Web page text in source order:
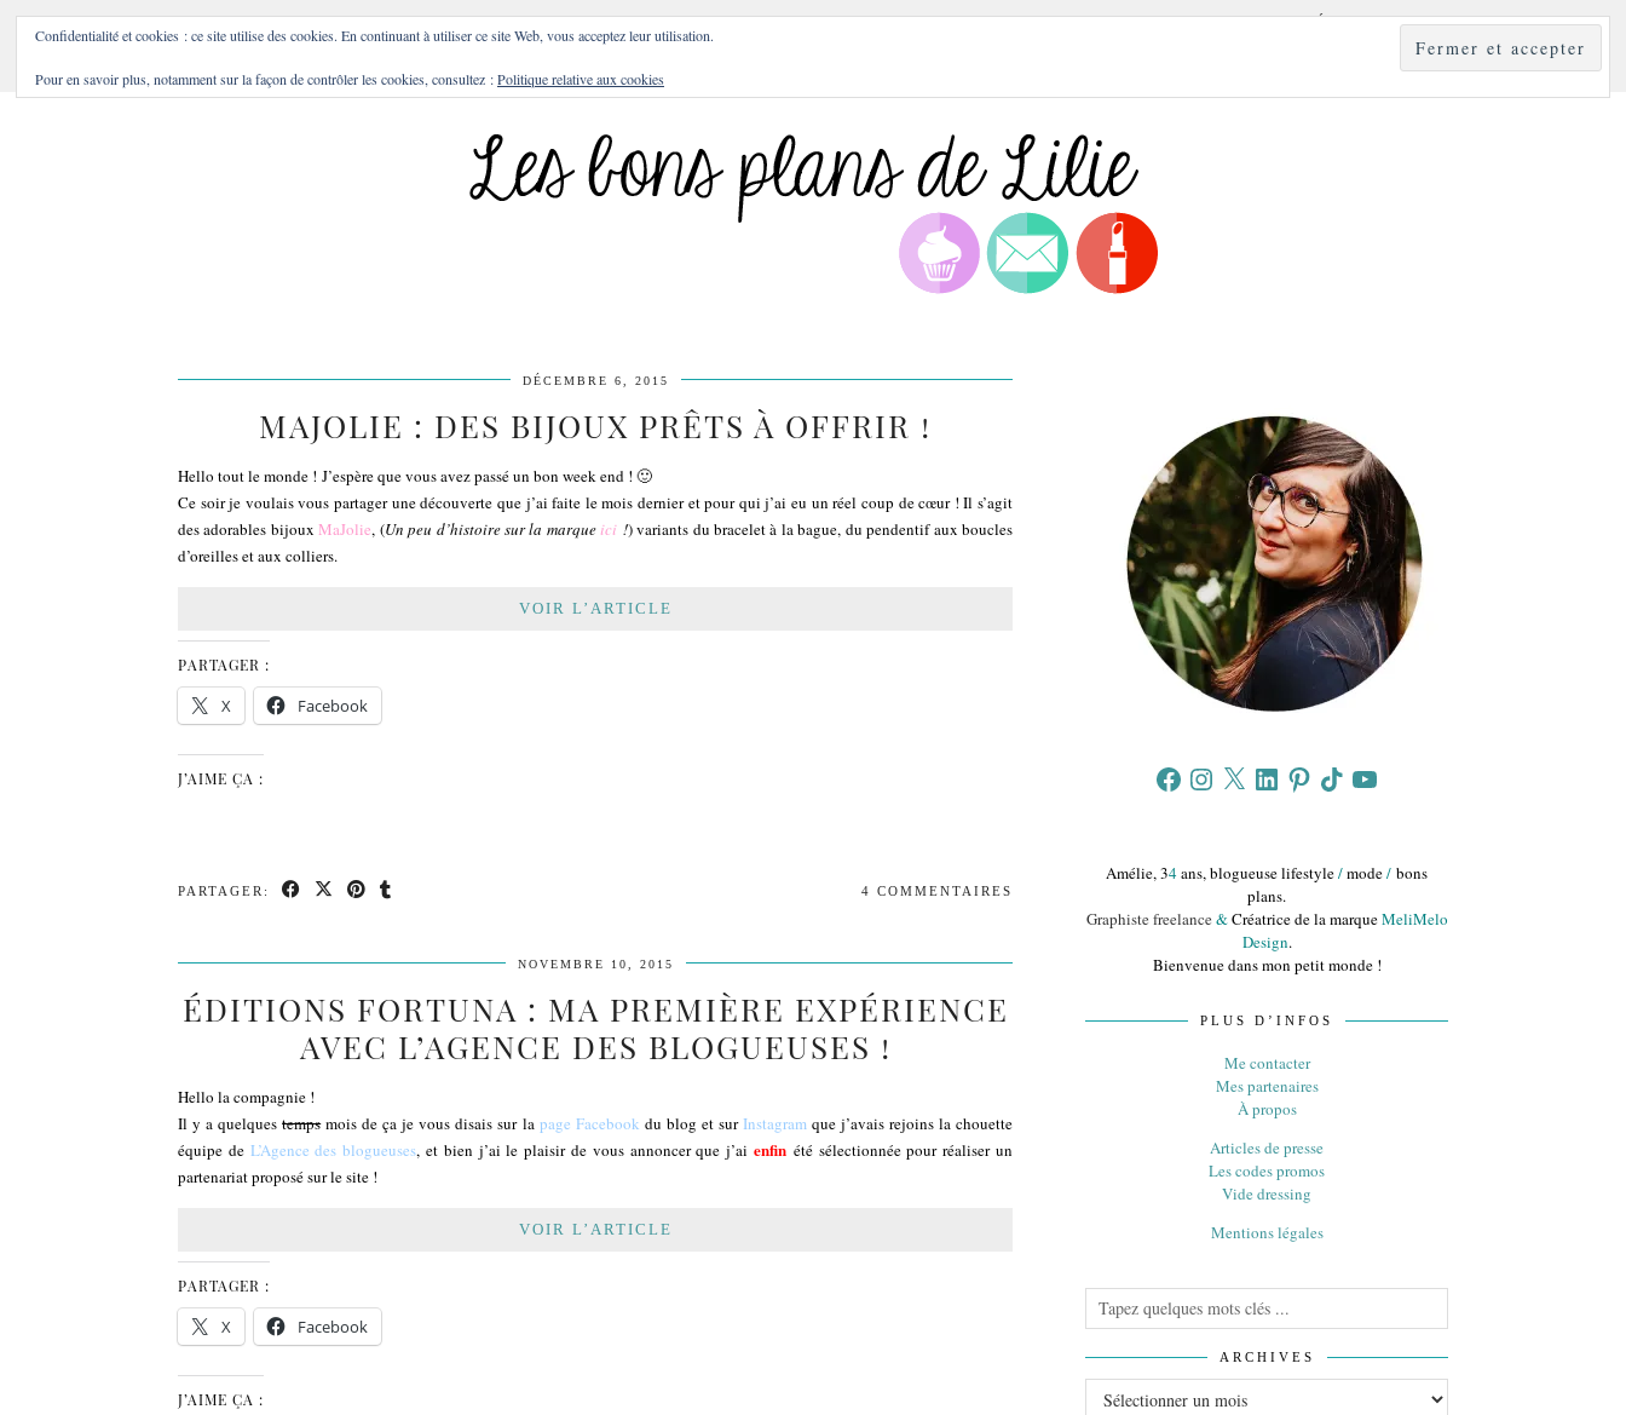
DÉCEMBRE 6, 2015
MAJOLIE : DES BIJOUX PRÊTS À OFFRIR !
Hello tout le monde ! J’espère que vous avez passé un bon week end ! 🙂
Ce soir je voulais vous partager une découverte que j’ai faite le mois dernier et pour qui j’ai eu un réel coup de cœur ! Il s’agit
des adorables bijouxMaJolie, (Un peu d’histoire sur la marqueici !) variants du bracelet à la bague, du pendentif aux boucles
d’oreilles et aux colliers.
VOIR L’ARTICLE
PARTAGER :
X Facebook
J’AIME ÇA :
PARTAGER: 4 COMMENTAIRES
NOVEMBRE 10, 2015
ÉDITIONS FORTUNA : MA PREMIÈRE EXPÉRIENCE
AVEC L’AGENCE DES BLOGUEUSES !
Hello la compagnie !
Il y a quelquestempsmois de ça je vous disais sur la page Facebook du blog et surInstagram que j’avais rejoins la chouette
équipe de L’Agence des blogueuses, et bien j’ai le plaisir de vous annoncer que j’aienfin été sélectionnée pour réaliser un
partenariat proposé sur le site !
VOIR L’ARTICLE
PARTAGER :
X Facebook
J’AIME ÇA :
FacebookInstagram
X LinkedInPinterestTikTokYouTube
Amélie, 34ans, blogueuse lifestyle/mode/ bons
plans.
Graphiste freelance&Créatrice de la marqueMeliMelo
Design.
Bienvenue dans mon petit monde !
PLUS D’INFOS
Me contacter
Mes partenaires
À propos
Articles de presse
Les codes promos
Vide dressing
Mentions légales
ARCHIVES
Confidentialité et cookies : ce site utilise des cookies. En continuant à utiliser ce site Web, vous acceptez leur utilisation.
Pour en savoir plus, notamment sur la façon de contrôler les cookies, consultez :Politique relative aux cookies